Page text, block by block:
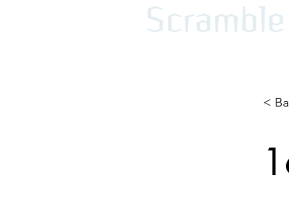
​Scramble
<